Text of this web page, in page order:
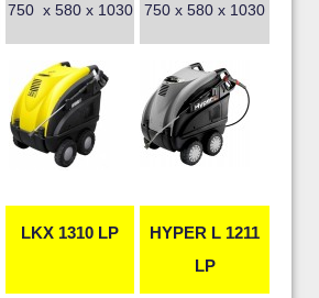
750 x 580 x 1030 750 x 580 x 1030
LKX 1310 LP
HYPER L 1211
LP